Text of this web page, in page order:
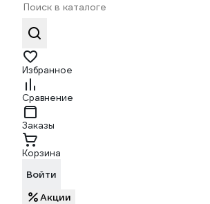
Избранное
Сравнение
Заказы
Корзина
Войти
Акции